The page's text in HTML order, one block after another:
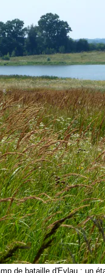
de bataille d'Eylau : un